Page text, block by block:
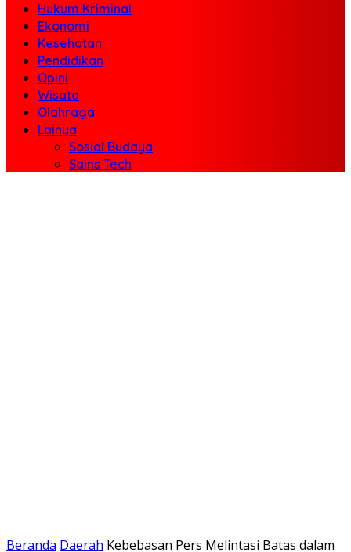
Hukum Kriminal
Ekonomi
Kesehatan
Pendidikan
Opini
Wisata
Olahraga
Lainya
Sosial Budaya
Sains Tech
Beranda Daerah Kebebasan Pers Melintasi Batas dalam